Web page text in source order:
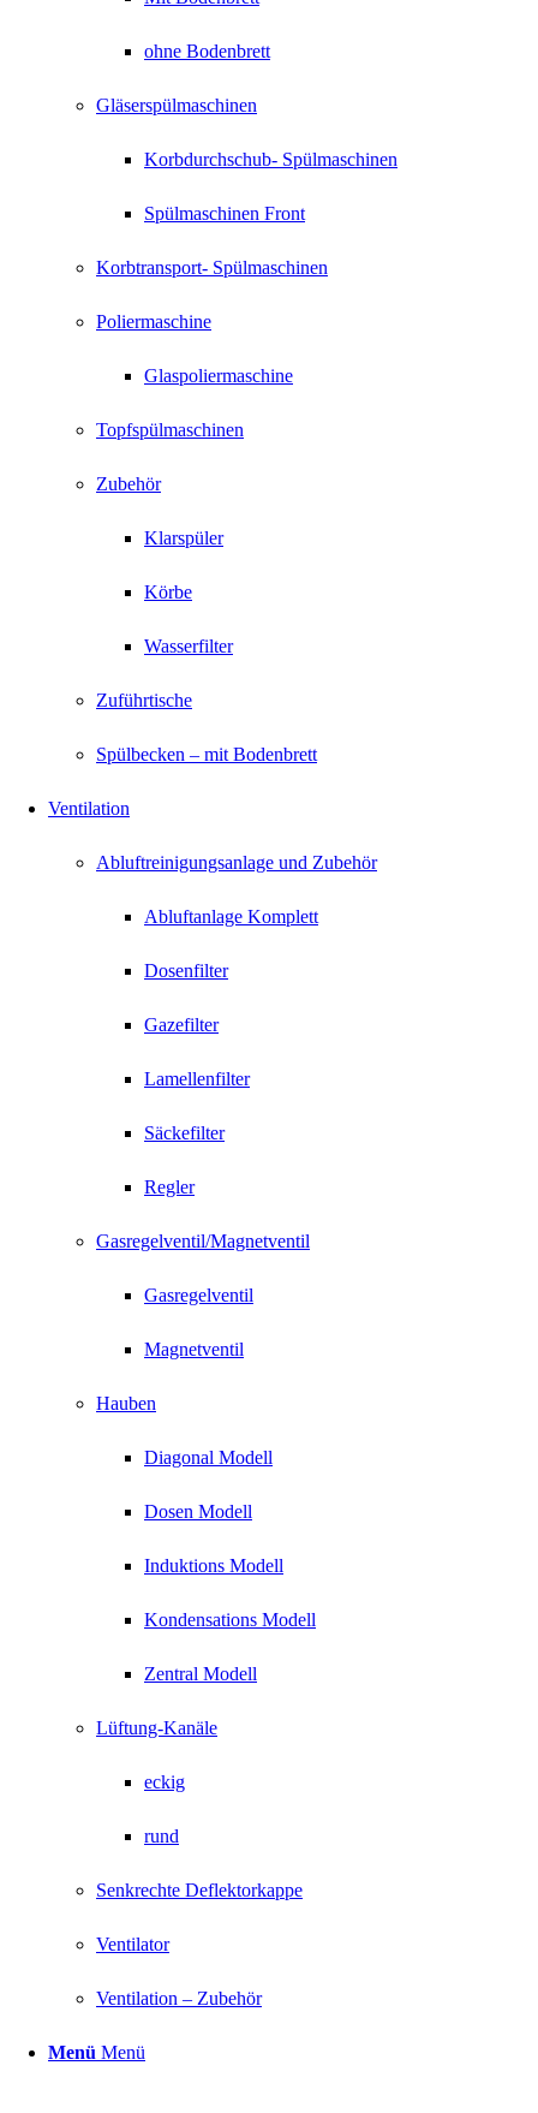
ohne Bodenbrett
Gläserspülmaschinen
Korbdurchschub- Spülmaschinen
Spülmaschinen Front
Korbtransport- Spülmaschinen
Poliermaschine
Glaspoliermaschine
Topfspülmaschinen
Zubehör
Klarspüler
Körbe
Wasserfilter
Zuführtische
Spülbecken – mit Bodenbrett
Ventilation
Abluftreinigungsanlage und Zubehör
Abluftanlage Komplett
Dosenfilter
Gazefilter
Lamellenfilter
Säckefilter
Regler
Gasregelventil/Magnetventil
Gasregelventil
Magnetventil
Hauben
Diagonal Modell
Dosen Modell
Induktions Modell
Kondensations Modell
Zentral Modell
Lüftung-Kanäle
eckig
rund
Senkrechte Deflektorkappe
Ventilator
Ventilation – Zubehör
Menü Menü